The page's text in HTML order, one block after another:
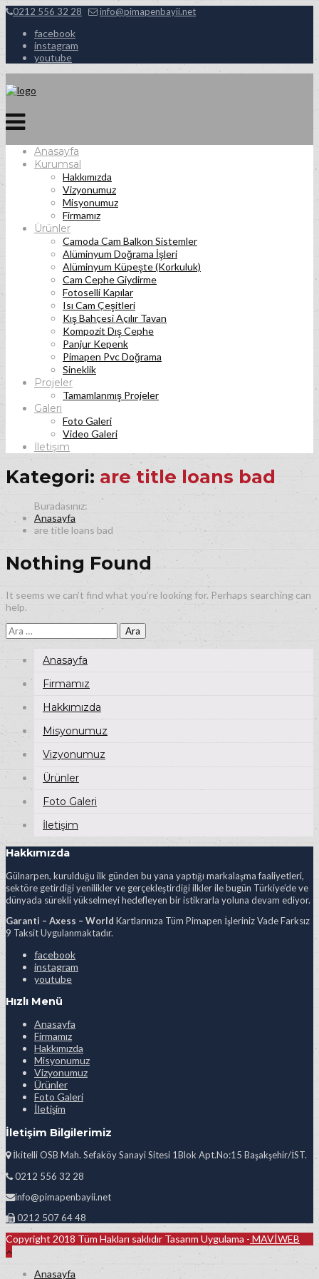
0212 556 32 28 info@pimapenbayii.net
facebook
instagram
youtube
Anasayfa
Kurumsal
Hakkımızda
Vizyonumuz
Misyonumuz
Firmamız
Ürünler
Camoda Cam Balkon Sistemler
Alüminyum Doğrama İşleri
Alüminyum Küpeşte (Korkuluk)
Cam Cephe Giydirme
Fotoselli Kapılar
Isı Cam Çeşitleri
Kış Bahçesi Açılır Tavan
Kompozit Dış Cephe
Panjur Kepenk
Pimapen Pvc Doğrama
Sineklik
Projeler
Tamamlanmış Projeler
Galeri
Foto Galeri
Video Galeri
İletişim
Kategori: are title loans bad
Anasayfa
are title loans bad
Nothing Found
It seems we can’t find what you’re looking for. Perhaps searching can
help.
Arama:
Anasayfa
Firmamız
Hakkımızda
Misyonumuz
Vizyonumuz
Ürünler
Foto Galeri
İletişim
Hakkımızda
Gülnarpen, kurulduğu ilk günden bu yana yaptığı markalaşma faaliyetleri,
sektöre getirdiği yenilikler ve gerçekleştirdiği ilkler ile bugün Türkiye’de ve
dünyada sürekli yükselmeyi hedefleyen bir istikrarla yoluna devam ediyor.
Garanti – Axess – World Kartlarınıza Tüm Pimapen İşleriniz Vade Farksız
9 Taksit Uygulanmaktadır.
facebook
instagram
youtube
Hızlı Menü
Anasayfa
Firmamız
Hakkımızda
Misyonumuz
Vizyonumuz
Ürünler
Foto Galeri
İletişim
İletişim Bilgilerimiz
İkitelli OSB Mah. Sefaköy Sanayi Sitesi 1Blok Apt.No:15 Başakşehir/İST.
0212 556 32 28
info@pimapenbayii.net
0212 507 64 48
Copyright 2018 Tüm Hakları saklıdır Tasarım Uygulama - MAVİWEB
Anasayfa